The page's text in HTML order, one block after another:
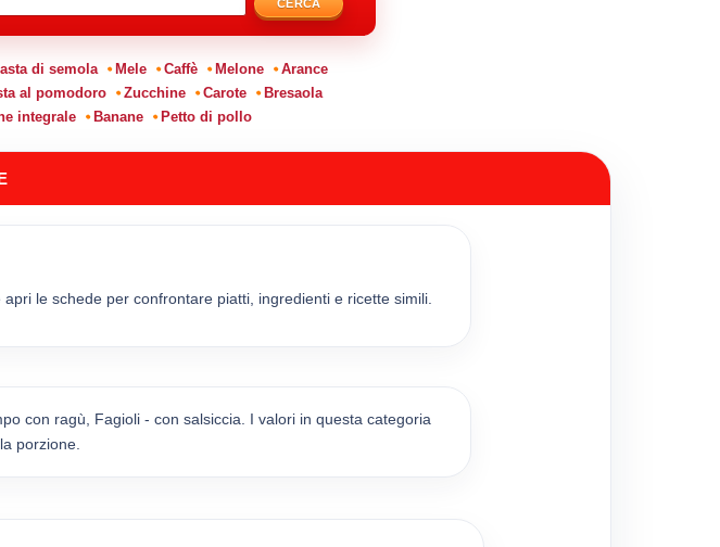
CERCA
di semola Mele Caffè Melone
Arance
al pomodoro Zucchine Carote
Bresaola
integrale Banane Petto di pollo
le schede per confrontare piatti, ingredienti e ricette simili.
con ragù, Fagioli - con salsiccia. I valori in questa categoria
porzione.